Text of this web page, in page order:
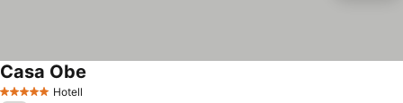
5 Stjärnor Hotell
Casa Obe